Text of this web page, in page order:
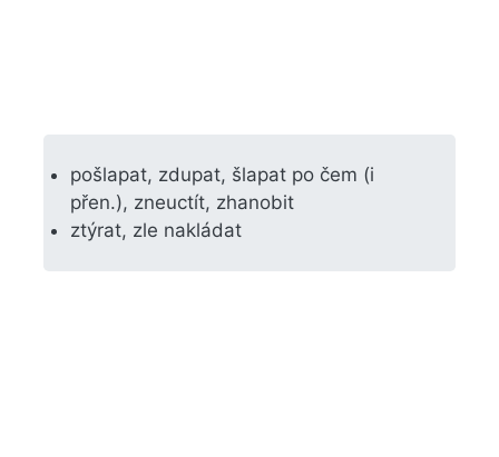
pošlapat, zdupat, šlapat po čem (i
přen.), zneuctít, zhanobit
ztýrat, zle nakládat